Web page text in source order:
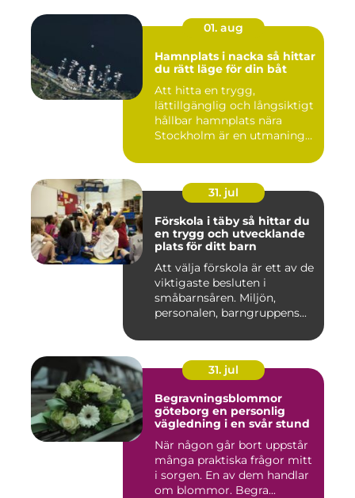
01. aug
Hamnplats i nacka så hittar
du rätt läge för din båt
Att hitta en trygg,
lättillgänglig och långsiktigt
hållbar hamnplats nära
Stockholm är en utmaning
31. jul
Förskola i täby så hittar du
en trygg och utvecklande
plats för ditt barn
Att välja förskola är ett av de
viktigaste besluten i
småbarnsåren. Miljön,
personalen, barngruppens...
31. jul
Begravningsblommor
göteborg en personlig
vägledning i en svår stund
När någon går bort uppstår
många praktiska frågor mitt
i sorgen. En av dem handlar
om blommor. Begra...